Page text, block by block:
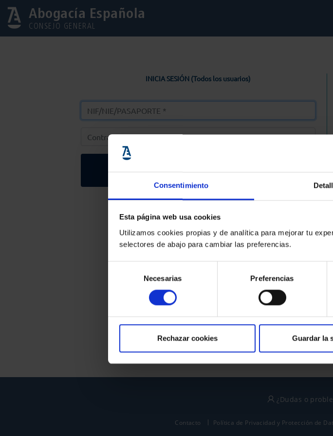
Consentimiento
Esta página web usa cookies
Utilizamos cookies propias y de analítica para mejorar tu
selectores de abajo para cambiar las preferencias.
consentimiento
Necesarias Preferencias
Rechazar cookies Guardar la
Abogacía Española
CONSEJO GENERAL
INICIA SESIÓN (Todos los usuarios)
Entrar
Solicitar Contraseña
¿No tienes
política de privacidad
y
¿Dudas o
Contacto Política de Privacidad y Protección de